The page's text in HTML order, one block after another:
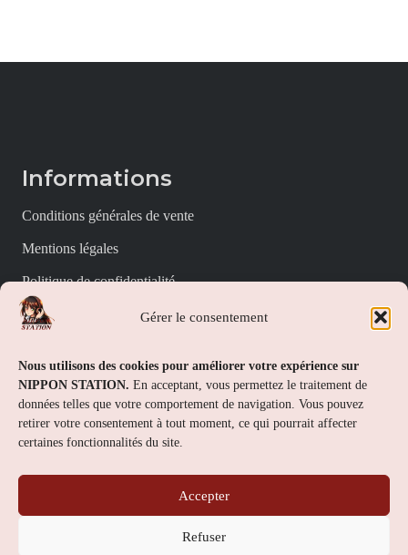
Gérer le consentement
Nous utilisons des cookies pour améliorer votre expérience sur
NIPPON STATION. En acceptant, vous permettez le traitement de
données telles que votre comportement de navigation. Vous pouvez
retirer votre consentement à tout moment, ce qui pourrait affecter
certaines fonctionnalités du site.
Accepter
Refuser
Informations
Conditions générales de vente
Mentions légales
Politique de confidentialité
Politique de cookies (UE)
Nippon Station
À propos
FAQs
Contact